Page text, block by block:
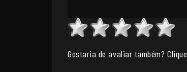
Gostaria de avaliar também? Clique